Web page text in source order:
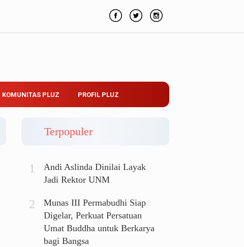
KOMUNITAS PLUZ PROFIL PLUZ
Terpopuler
Andi Aslinda Dinilai Layak
Jadi Rektor UNM
Munas III Permabudhi Siap
Digelar, Perkuat Persatuan
Umat Buddha untuk Berkarya
bagi Bangsa